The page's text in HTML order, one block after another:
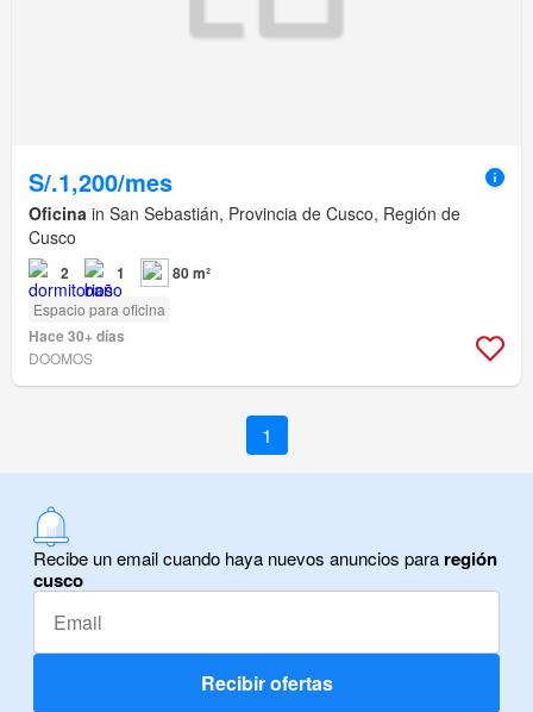
S/.1,200/mes
Oficina in San Sebastián, Provincia de Cusco, Región de
Cusco
2 1 80 m²
Espacio para oficina
Hace 30+ días
DOOMOS
1
Recibe un email cuando haya nuevos anuncios para región
cusco
Recibir ofertas